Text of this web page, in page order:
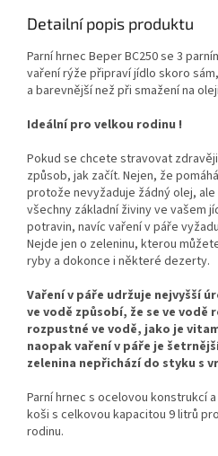
Detailní popis produktu
Parní hrnec Beper BC250 se 3
vaření rýže připraví jídlo skoro
a barevnější než při smažení na
Ideální pro velkou rodinu !
Pokud se chcete stravovat
způsob, jak začít. Nejen, že
protože nevyžaduje žádný olej,
všechny základní živiny ve vašem
potravin, navíc vaření v páře
Nejde jen o zeleninu, kterou
ryby a dokonce i některé dezerty.
Vaření v páře udržuje nejvyšší
ve vodě způsobí, že se ve
rozpustné ve vodě, jako je
naopak vaření v páře je
zelenina nepřichází do styku s
Parní hrnec s ocelovou konstrukcí
koši s celkovou kapacitou 9 litrů
rodinu.